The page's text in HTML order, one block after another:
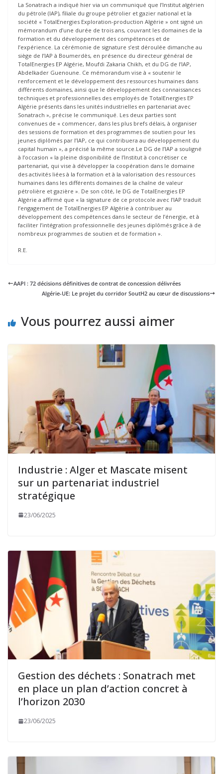
La Sonatrach a indiqué hier via un communiqué que l’Institut algérien
du pétrole (IAP), filiale du groupe pétrolier et gazier national et la
société « TotalEnergies Exploration-production Algérie » ont signé un
mémorandum d’une durée de trois ans, couvrant les domaines de la
formation et du développement des compétences et de
l’expérience. La cérémonie de signature s’est déroulée dimanche au
siège de l’IAP à Boumerdès, en présence du directeur général de
TotalEnergies EP Algérie, Moufdi Zakaria Chikh, et du DG de l’IAP,
Abdelkader Guenoune. Ce mémorandum vise à « soutenir le
renforcement et le développement des ressources humaines dans
différents domaines, ainsi que le développement des connaissances
techniques et professionnelles des employés de TotalEnergies EP
Algérie présents dans les unités industrielles en partenariat avec
Sonatrach », précise le communiqué. Les deux parties sont
convenues de « commencer, dans les plus brefs délais, à organiser
des sessions de formation et des programmes de soutien pour les
jeunes diplômés par l’IAP, ce qui contribuera au développement du
capital humain », a précisé la même source.Le DG de l’IAP a souligné
à l’occasion « la pleine disponibilité de l’Institut à concrétiser ce
partenariat, qui vise à développer la coopération dans le domaine
des activités liées à la formation et à la valorisation des ressources
humaines dans les différents domaines de la chaîne de valeur
pétrolière et gazière ». De son côté, le DG de TotalEnergies EP
Algérie a affirmé que « la signature de ce protocole avec l’IAP traduit
l’engagement de TotalEnergies EP Algérie à contribuer au
développement des compétences dans le secteur de l’énergie, et à
faciliter l’intégration professionnelle des jeunes diplômés grâce à de
nombreux programmes de soutien et de formation ».
R.E.
AAPI : 72 décisions définitives de contrat de concession délivrées
Algérie-UE: Le projet du corridor SoutH2 au cœur de discussions
Vous pourrez aussi aimer
Industrie : Alger et Mascate misent
sur un partenariat industriel
stratégique
23/06/2025
Gestion des déchets : Sonatrach met
en place un plan d’action concret à
l’horizon 2030
23/06/2025